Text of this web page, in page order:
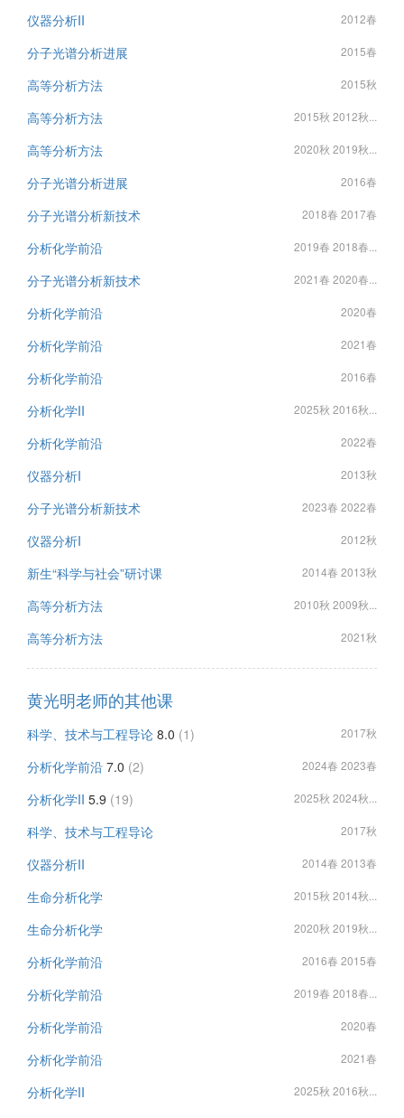
仪器分析II 2012春
分子光谱分析进展 2015春
高等分析方法 2015秋
高等分析方法 2015秋 2012秋...
高等分析方法 2020秋 2019秋...
分子光谱分析进展 2016春
分子光谱分析新技术 2018春 2017春
分析化学前沿 2019春 2018春...
分子光谱分析新技术 2021春 2020春...
分析化学前沿 2020春
分析化学前沿 2021春
分析化学前沿 2016春
分析化学II 2025秋 2016秋...
分析化学前沿 2022春
仪器分析I 2013秋
分子光谱分析新技术 2023春 2022春
仪器分析I 2012秋
新生“科学与社会”研讨课 2014春 2013秋
高等分析方法 2010秋 2009秋...
高等分析方法 2021秋
黄光明老师的其他课
科学、技术与工程导论 8.0 (1) 2017秋
分析化学前沿 7.0 (2) 2024春 2023春
分析化学II 5.9 (19) 2025秋 2024秋...
科学、技术与工程导论 2017秋
仪器分析II 2014春 2013春
生命分析化学 2015秋 2014秋...
生命分析化学 2020秋 2019秋...
分析化学前沿 2016春 2015春
分析化学前沿 2019春 2018春...
分析化学前沿 2020春
分析化学前沿 2021春
分析化学II 2025秋 2016秋...